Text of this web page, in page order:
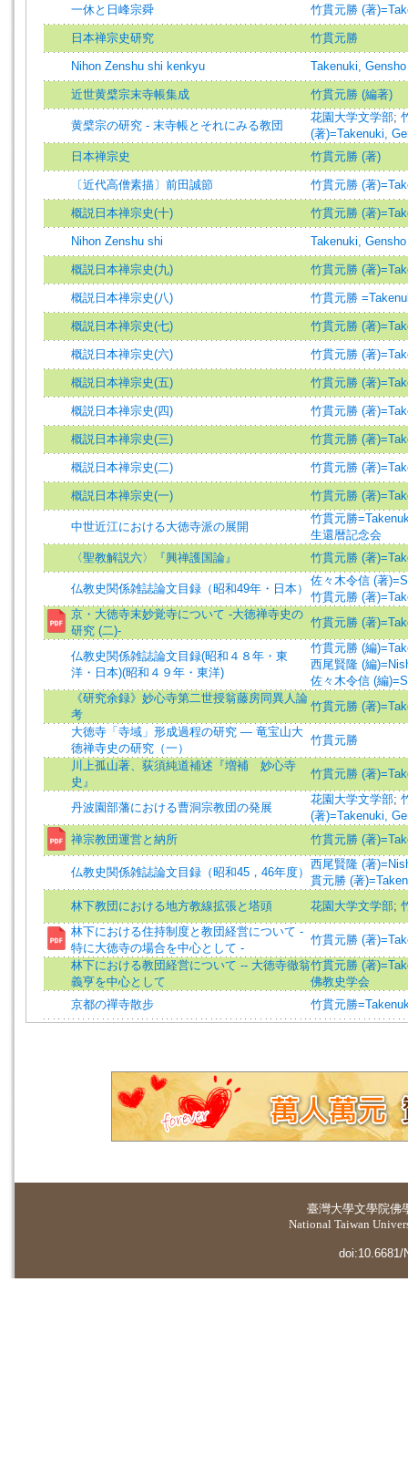
一休と日峰宗舜 竹貫元勝 (著
日本禅宗史研究 竹貫元勝
Nihon Zenshu shi kenkyu Takenuki, Gensho
近世黄檗宗末寺帳集成 竹貫元勝 (編著)
黄檗宗の研究 - 末寺帳とそれにみる教団
花園大学文学部;
(著)=Takenuki,
日本禅宗史
竹貫元勝 (著)
〔近代高僧素描〕前田誠節 竹貫元勝 (著
概説日本禅宗史(十) 竹貫元勝 (著
Nihon Zenshu shi Takenuki, Gensho
概説日本禅宗史(九) 竹貫元勝 (著
概説日本禅宗史(八) 竹貫元勝
概説日本禅宗史(七) 竹貫元勝 (著
概説日本禅宗史(六) 竹貫元勝 (著
概説日本禅宗史(五) 竹貫元勝 (著
概説日本禅宗史(四) 竹貫元勝 (著
概説日本禅宗史(三) 竹貫元勝 (著
概説日本禅宗史(二) 竹貫元勝 (著
概説日本禅宗史(一) 竹貫元勝 (著
中世近江における大徳寺派の展開
竹貫元勝
生還暦記念会
〈聖教解説六〉『興禅護国論』
竹貫元勝 (著
仏教史関係雑誌論文目録（昭和49年・日本）
佐々木令信 (著
竹貫元勝 (著
京・大徳寺末妙覚寺について -大徳禅寺史の
研究 (二)-
竹貫元勝 (著
仏教史関係雑誌論文目録(昭和４８年・東
洋・日本)(昭和４９年・東洋)
竹貫元勝 (編
西尾賢隆 (編
佐々木令信 (編
《研究余録》妙心寺第二世授翁藤房同異人論
考
竹貫元勝 (著
大徳寺「寺域」形成過程の研究 ― 竜宝山大
徳禅寺史の研究（一）
竹貫元勝
川上孤山著、荻須純道補述『増補 妙心寺
史』
竹貫元勝 (著
丹波園部藩における曹洞宗教団の発展
花園大学文学部;
(著)=Takenuki,
禅宗教団運営と納所
竹貫元勝 (著
仏教史関係雑誌論文目録（昭和45，46年度）
西尾賢隆 (著
貫元勝 (著
林下教団における地方教線拡張と塔頭
花園大学文学部;
林下における住持制度と教団経営について -
特に大徳寺の場合を中心として -
竹貫元勝 (著
林下における教団経営について -- 大徳寺徹翁
義亨を中心として
竹貫元勝 (著
佛教史学会
京都の禪寺散步
竹貫元勝
臺灣大學文學院佛
National Taiwan
doi:10.6681/